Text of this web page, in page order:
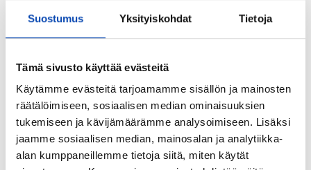
Suostumus Yksityiskohdat Tietoja
Tämä sivusto käyttää evästeitä
Käytämme evästeitä tarjoamamme sisällön ja mainosten
räätälöimiseen, sosiaalisen median ominaisuuksien
tukemiseen ja kävijämäärämme analysoimiseen. Lisäksi
jaamme sosiaalisen median, mainosalan ja analytiikka-
alan kumppaneillemme tietoja siitä, miten käytät
Isännöitsijätoimisto:
Oiva Isännöinti Noste Oy
Isännöitsijän nimi:
Sähköposti: